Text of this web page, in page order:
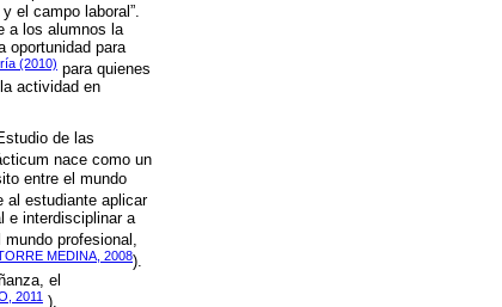
el campo laboral”.
a los alumnos la
oportunidad para
(2010) para quienes
actividad en
de las
nace como un
entre el mundo
al estudiante aplicar
e interdisciplinar a
profesional,
MEDINA, 2008).
el
2011 ).